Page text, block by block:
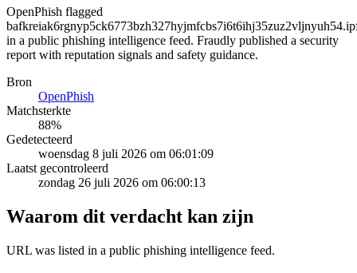
OpenPhish flagged
in a public phishing intelligence feed. Fraudly published a security
report with reputation signals and safety guidance.
Bron
OpenPhish
Matchsterkte
88%
Gedetecteerd
woensdag 8 juli 2026 om 06:01:09
Laatst gecontroleerd
zondag 26 juli 2026 om 06:00:13
Waarom dit verdacht kan zijn
URL was listed in a public phishing intelligence feed.